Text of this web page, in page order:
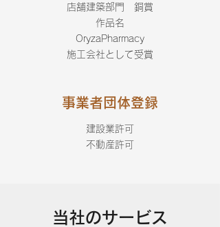
店舗建築部門 銅賞
作品名
OryzaPharmacy
施工会社として受賞
​事業者団体登録
建設業許可
​不動産許可
当社のサービス